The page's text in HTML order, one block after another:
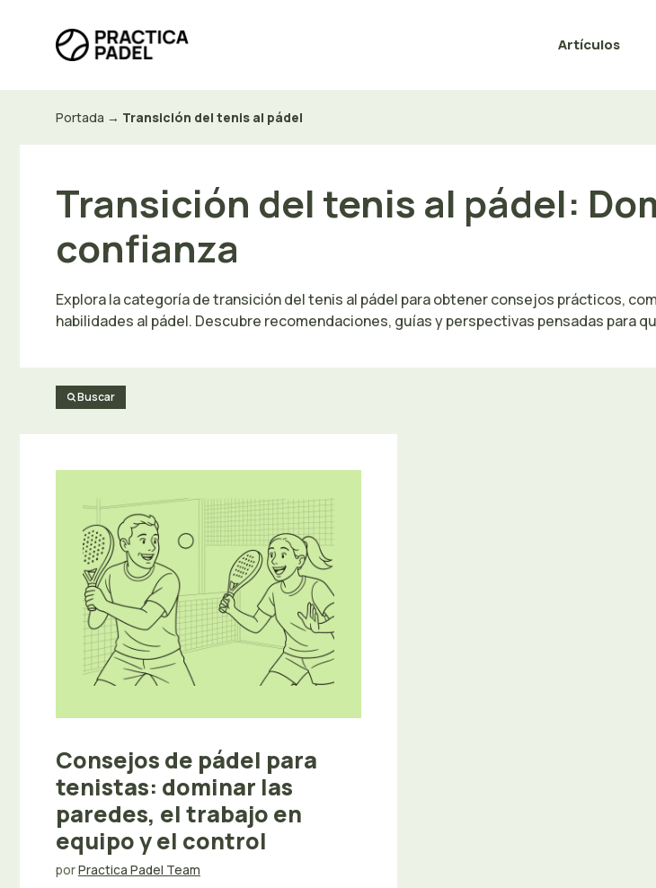
contenido
Artículos
Portada → Transición del tenis al pádel
Transición del tenis al pádel:
confianza
Explora la categoría de transición del tenis al pádel para obtener consejos prácticos,
habilidades al pádel. Descubre recomendaciones, guías y perspectivas pensadas para
Buscar
Consejos de pádel para
tenistas: dominar las
paredes, el trabajo en
equipo y el control
porPractica Padel Team